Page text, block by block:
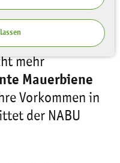
und es ist
Temperaturen
sich ein
mehr
Mauerbiene
Vorkommen in
der NABU